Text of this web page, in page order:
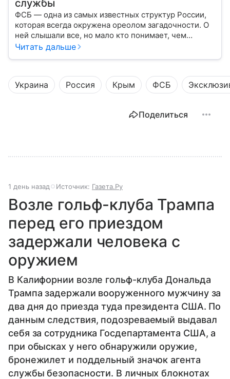
службы
ФСБ — одна из самых известных структур России,
которая всегда окружена ореолом загадочности. О
ней слышали все, но мало кто понимает, чем
именно занимается Федеральная служба
Читать дальше
Украина Россия Крым ФСБ
Поделиться
1 день назад Источник: Газета.Ру
Возле гольф-клуба Трампа
перед его приездом
задержали человека с
оружием
В Калифорнии возле гольф-клуба Дональда
Трампа задержали вооруженного мужчину за
два дня до приезда туда президента США. По
данным следствия, подозреваемый выдавал
себя за сотрудника Госдепартамента США, а
при обысках у него обнаружили оружие,
бронежилет и поддельный значок агента
службы безопасности. В личных блокнотах